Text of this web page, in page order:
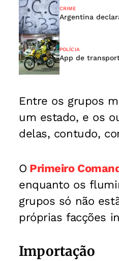
CRIME
Argentina
POLÍCIA
App de
Entre os grupos
um estado, e os
delas, contudo,
O Primeiro
enquanto os
grupos só não
próprias facções
Importação